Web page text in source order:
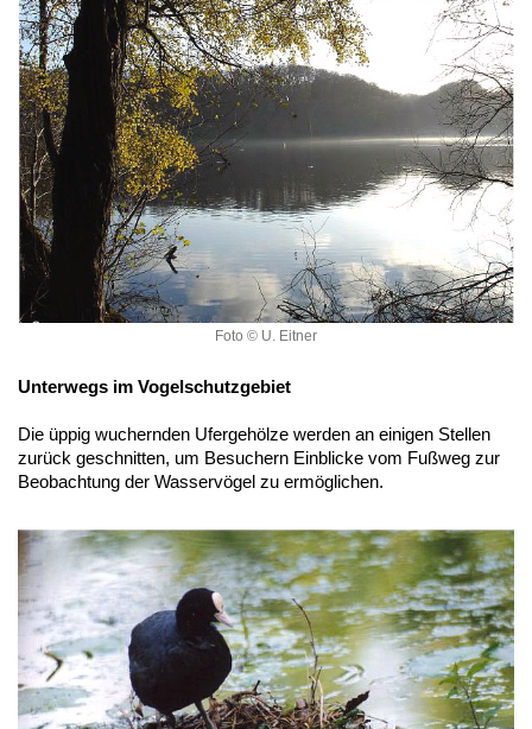
Foto © U. Eitner
Unterwegs im Vogelschutzgebiet
Die üppig wuchernden Ufergehölze werden an einigen Stellen
zurück geschnitten, um Besuchern Einblicke vom Fußweg zur
Beobachtung der Wasservögel zu ermöglichen.